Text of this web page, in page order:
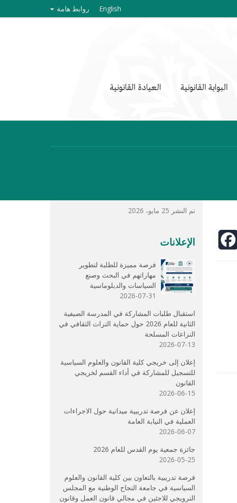
English روابط هامة
البوابة القانونية
العيادة القانونية
تم النشر 25 مايو، 2026
الإعلانات
فرصة مميزة للطلبة لتطوير
مهاراتهم في البحث وصنع
السياسات والدبلوماسية
2026-07-31
استقبال طلبات المشاركة في المدرسة الصيفية
الثانية للعام 2026 حول حماية التراث الثقافي في
النزاعات المسلحة
2026-07-13
إعلان إلى خريجي كلية القانون والعلوم السياسية
للتسجيل للمشاركة في أداء القسم لخريجي
القانون
2026-06-15
إعلان عن فرصة تدريبية ميدانية حول الاجراءات
العملية في النيابة العامة
2026-06-07
جائزة جمعية يوم القدس للعام 2026
2026-05-25
فرصة تدريبية بالتعاون بين كلية القانون والعلوم
السياسية في جامعة النجاح الوطنية مع المجلس
النرويجي للاجئين في مجالي قانون العمل وقانون